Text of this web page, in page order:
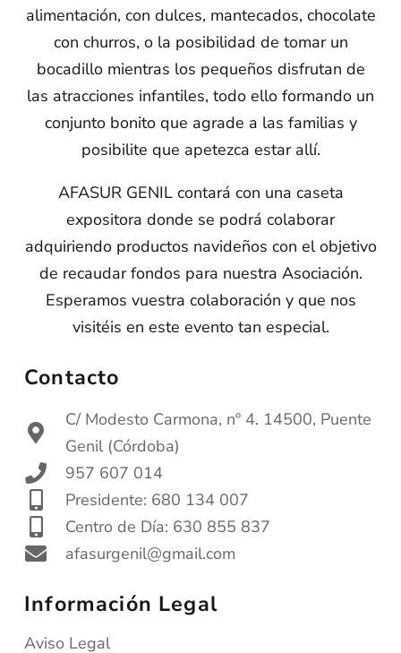
alimentación, con dulces, mantecados, chocolate
con churros, o la posibilidad de tomar un
bocadillo mientras los pequeños disfrutan de
las atracciones infantiles, todo ello formando un
conjunto bonito que agrade a las familias y
posibilite que apetezca estar allí.
AFASUR GENIL contará con una caseta
expositora donde se podrá colaborar
adquiriendo productos navideños con el objetivo
de recaudar fondos para nuestra Asociación.
Esperamos vuestra colaboración y que nos
visitéis en este evento tan especial.
Contacto
C/ Modesto Carmona, nº 4. 14500, Puente
Genil (Córdoba)
957 607 014
Presidente: 680 134 007
Centro de Día: 630 855 837
afasurgenil@gmail.com
Información Legal
Aviso Legal